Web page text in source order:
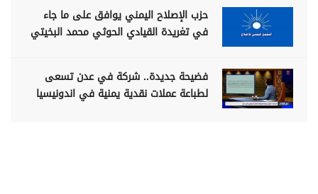
حزب الإصلاح اليمني يوافق على ما جاء
في تغريدة القيادي الحوثي محمد البخيتي
فضيحة جديدة.. شركة في عدن تسعى
لطباعة عملات نقدية يمنية في اندونيسيا